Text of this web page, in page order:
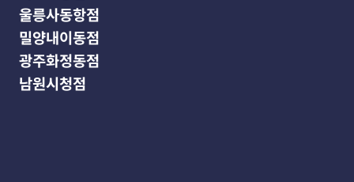
울릉사동항점
밀양내이동점
광주화정동점
남원시청점